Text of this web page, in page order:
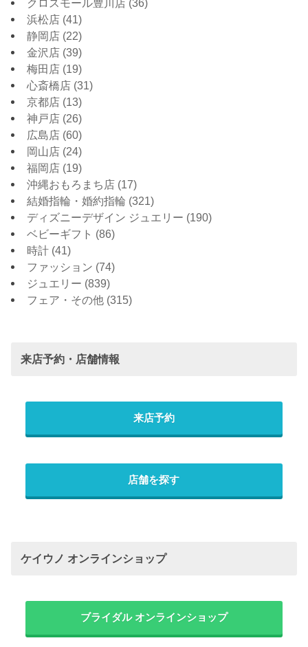
クロスモール豊川店 (36)
浜松店 (41)
静岡店 (22)
金沢店 (39)
梅田店 (19)
心斎橋店 (31)
京都店 (13)
神戸店 (26)
広島店 (60)
岡山店 (24)
福岡店 (19)
沖縄おもろまち店 (17)
結婚指輪・婚約指輪 (321)
ディズニーデザイン ジュエリー (190)
ベビーギフト (86)
時計 (41)
ファッション (74)
ジュエリー (839)
フェア・その他 (315)
来店予約・店舗情報
来店予約
店舗を探す
ケイウノ オンラインショップ
ブライダル オンラインショップ